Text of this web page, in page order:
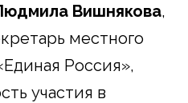
Вишнякова,
местного
Россия»,
участия в